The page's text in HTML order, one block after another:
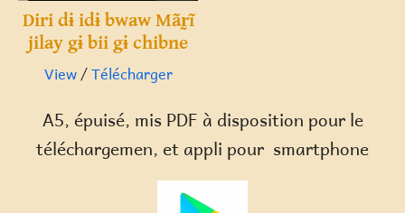
Diri dɨ idɨ bwaw Mãr̰ĩ
jilay gɨ bii gɨ chibne
View/Télécharger
A5, épuisé, mis PDF à disposition pour le
téléchargemen, et appli pour smartphone